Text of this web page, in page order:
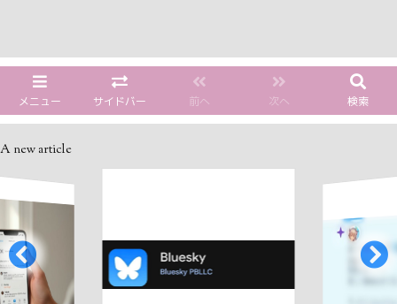
メニュー サイドバー 前へ 次へ 検索
A new article